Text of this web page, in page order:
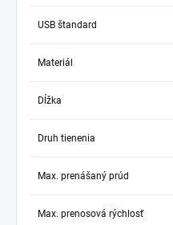
USB štandard
Materiál
Dĺžka
Druh tienenia
Max. prenášaný prúd
Max. prenosová rýchlosť